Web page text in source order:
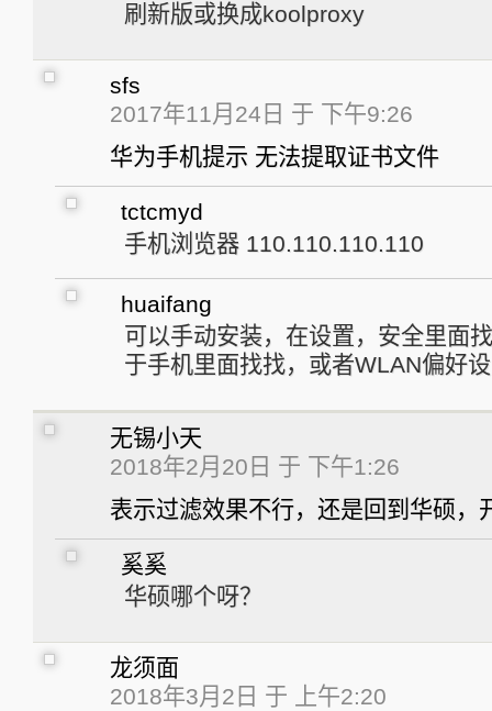
刷新版或换成koolproxy
sfs
2017年11月24日 于 下午9:26
华为手机提示 无法提取证书文件
tctcmyd
手机浏览器 110.110.110.110
huaifang
可以手动安装，在设置，安全里面
于手机里面找找，或者WLAN偏好
无锡小天
2018年2月20日 于 下午1:26
表示过滤效果不行，还是回到华硕，
奚奚
华硕哪个呀？
龙须面
2018年3月2日 于 上午2:20